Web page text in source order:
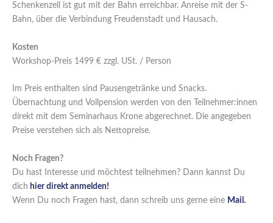
Schenkenzell ist gut mit der Bahn erreichbar. Anreise mit der S-
Bahn, über die Verbindung Freudenstadt und Hausach.
Kosten
Workshop-Preis 1499 € zzgl. USt. / Person
Im Preis enthalten sind Pausengetränke und Snacks.
Übernachtung und Vollpension werden von den Teilnehmer:innen
direkt mit dem Seminarhaus Krone abgerechnet. Die angegeben
Preise verstehen sich als Nettopreise.
Noch Fragen?
Du hast Interesse und möchtest teilnehmen? Dann kannst Du
dich hier direkt anmelden!
Wenn Du noch Fragen hast, dann schreib uns gerne eine Mail.